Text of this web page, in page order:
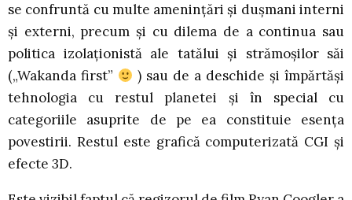
se confruntă cu multe amenințări și dușmani interni
și externi, precum și cu dilema de a continua sau
politica izolaționistă ale tatălui și strămoșilor săi
(„Wakanda first”
) sau de a deschide și împărtăși
tehnologia cu restul planetei și în special cu
categoriile asuprite de pe ea constituie esența
povestirii. Restul este grafică computerizată CGI și
efecte 3D.